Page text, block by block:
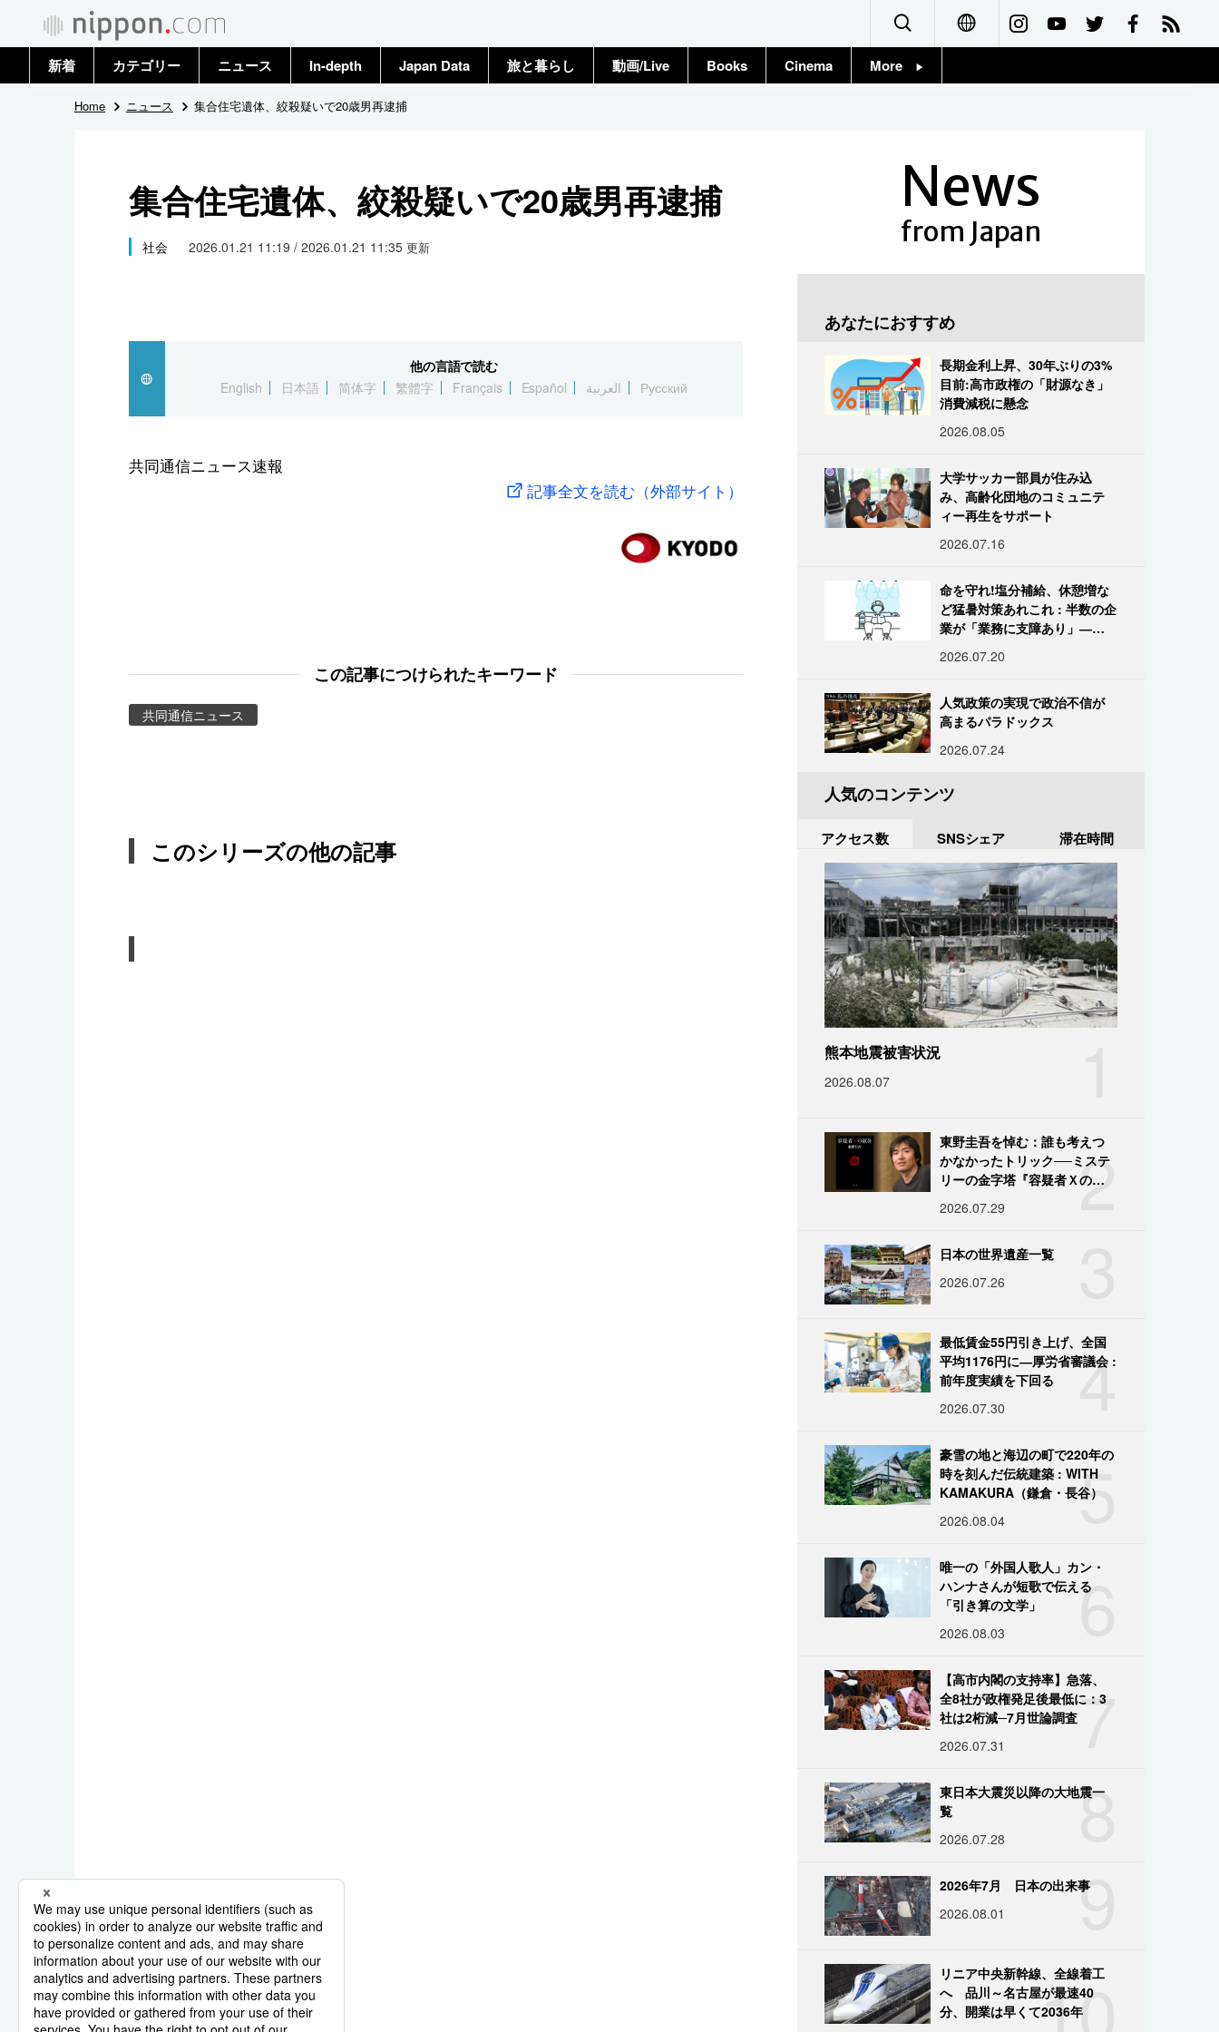
Français
新着 カテゴリー
政治・外交
国際
科学・技術
暮らし
ニュース
トップ
In-depth Japan Data 旅と暮らし 動画/Live Books Cinema More
Home ニュース 集合住宅遺体、絞殺疑いで20歳男再逮捕
集合住宅遺体、絞殺疑いで20歳男再逮捕
社会 2026.01.21 11:19 / 2026.01.21 11:35 更新
他の言語で読む
English
日本語 简体字 繁體字 Français Español العربية Русский
共同通信ニュース速報
記事全文を読む（外部サイト）
この記事につけられたキーワード
共同通信ニュース
このシリーズの他の記事
News
from Japan
あなたにおすすめ
長期金利上昇、30年ぶりの3%
目前:高市政権の「財源なき」
消費減税に懸念
2026.08.05
大学サッカー部員が住み込
み、高齢化団地のコミュニテ
ィー再生をサポート
2026.07.16
命を守れ!塩分補給、休憩増な
ど猛暑対策あれこれ : 半数の企
業が「業務に支障あり」―帝
2026.07.20
人気政策の実現で政治不信が
高まるパラドックス
2026.07.24
人気のコンテンツ
アクセス数 SNSシェア 滞在時間
熊本地震被害状況
2026.08.07
2
東野圭吾を悼む：誰も考えつ
かなかったトリック──ミステ
リーの金字塔『容疑者Ｘの献
2026.07.29
日本の世界遺産一覧
2026.07.26
4
最低賃金55円引き上げ、全国
平均1176円に―厚労省審議会 :
前年度実績を下回る
2026.07.30
5
豪雪の地と海辺の町で220年の
時を刻んだ伝統建築 : WITH
KAMAKURA（鎌倉・長谷）
2026.08.04
6
唯一の「外国人歌人」カン・
ハンナさんが短歌で伝える
「引き算の文学」
2026.08.03
7
【高市内閣の支持率】急落、
全8社が政権発足後最低に：3
社は2桁減─7月世論調査
2026.07.31
8
東日本大震災以降の大地震一
覧
2026.07.28
9
2026年7月 日本の出来事
2026.08.01
10
リニア中央新幹線、全線着工
へ 品川～名古屋が最速40
分、開業は早くて2036年